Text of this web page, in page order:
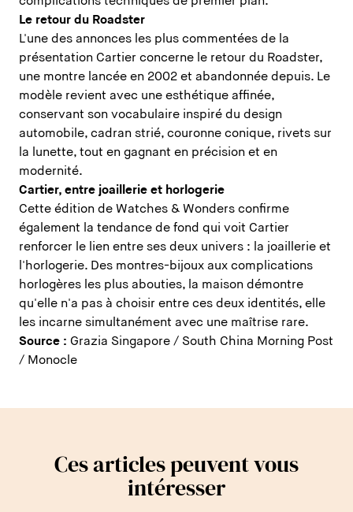
Le retour du Roadster
L'une des annonces les plus commentées de la
présentation Cartier concerne le retour du Roadster,
une montre lancée en 2002 et abandonnée depuis. Le
modèle revient avec une esthétique affinée,
conservant son vocabulaire inspiré du design
automobile, cadran strié, couronne conique, rivets sur
la lunette, tout en gagnant en précision et en
modernité.
Cartier, entre joaillerie et horlogerie
Cette édition de Watches & Wonders confirme
également la tendance de fond qui voit Cartier
renforcer le lien entre ses deux univers : la joaillerie et
l'horlogerie. Des montres-bijoux aux complications
horlogères les plus abouties, la maison démontre
qu'elle n'a pas à choisir entre ces deux identités, elle
les incarne simultanément avec une maîtrise rare.
Source : Grazia Singapore / South China Morning Post
/ Monocle
Ces articles peuvent vous
intéresser